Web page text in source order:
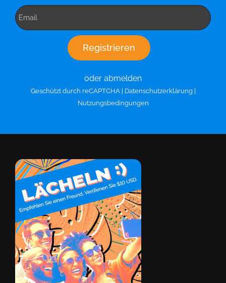
oder abmelden
Geschützt durch reCAPTCHA | Datenschutzerklärung
Nutzungsbedingungen